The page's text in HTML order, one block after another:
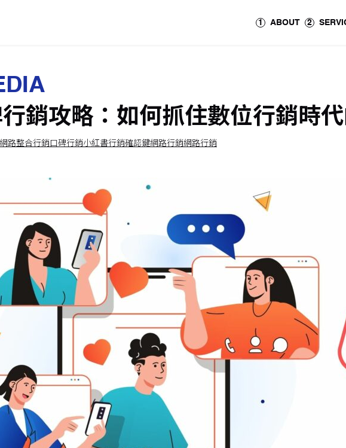
1 ABOUT 2
銷攻略：如何抓住數位行銷時代
路整合行銷 口碑行銷小紅書行銷確認鍵網路行銷網路行銷